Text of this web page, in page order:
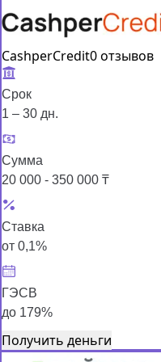
CashperCredit0 отзывов
Срок
1 – 30 дн.
Сумма
20 000 - 350 000 ₸
Ставка
от 0,1%
ГЭСВ
до 179%
Получить деньги